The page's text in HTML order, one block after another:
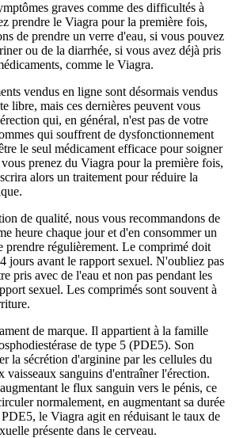
graves comme des difficultés à
prendre le Viagra pour la première fois,
de prendre un verre d'eau, si vous pouvez
ou de la diarrhée, si vous avez déjà pris
comme le Viagra.
vendus en ligne sont désormais vendus
libre, mais ces dernières peuvent vous
qui, en général, n'est pas de votre
qui souffrent de dysfonctionnement
le seul médicament efficace pour soigner
prenez du Viagra pour la première fois,
alors un traitement pour réduire la
de qualité, nous vous recommandons de
heure chaque jour et d'en consommer un
prendre régulièrement. Le comprimé doit
jours avant le rapport sexuel. N'oubliez pas
pris avec de l'eau et non pas pendant les
sexuel. Les comprimés sont souvent à
de marque. Il appartient à la famille
de type 5 (PDE5). Son
la sécrétion d'arginine par les cellules du
vaisseaux sanguins d'entraîner l'érection.
le flux sanguin vers le pénis, ce
normalement, en augmentant sa durée
le Viagra agit en réduisant le taux de
présente dans le cerveau.